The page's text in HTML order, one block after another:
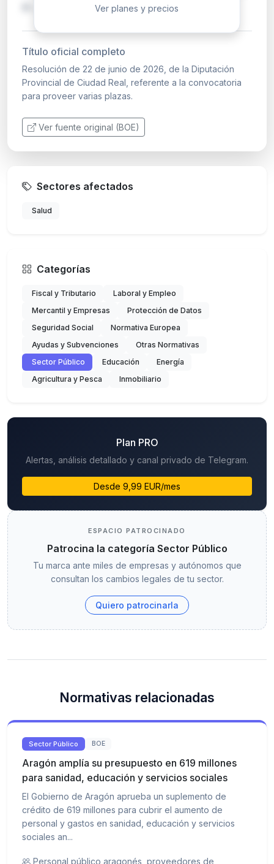
Ver planes y precios
Título oficial completo
Resolución de 22 de junio de 2026, de la Diputación
Provincial de Ciudad Real, referente a la convocatoria
para proveer varias plazas.
Ver fuente original (BOE)
Sectores afectados
Salud
Categorías
Fiscal y Tributario
Laboral y Empleo
Mercantil y Empresas
Protección de Datos
Seguridad Social
Normativa Europea
Ayudas y Subvenciones
Otras Normativas
Sector Público
Educación
Energía
Agricultura y Pesca
Inmobiliario
Plan PRO
Alertas, análisis detallado y canal privado de Telegram.
Desde 9,99 EUR/mes
ESPACIO PATROCINADO
Patrocina la categoría Sector Público
Tu marca ante miles de empresas y autónomos que
consultan los cambios legales de tu sector.
Quiero patrocinarla
Normativas relacionadas
Sector Público BOE
Aragón amplía su presupuesto en 619 millones
para sanidad, educación y servicios sociales
El Gobierno de Aragón aprueba un suplemento de
crédito de 619 millones para cubrir el aumento de
personal y gastos en sanidad, educación y servicios
sociales an...
Personal público aragonés, proveedores de